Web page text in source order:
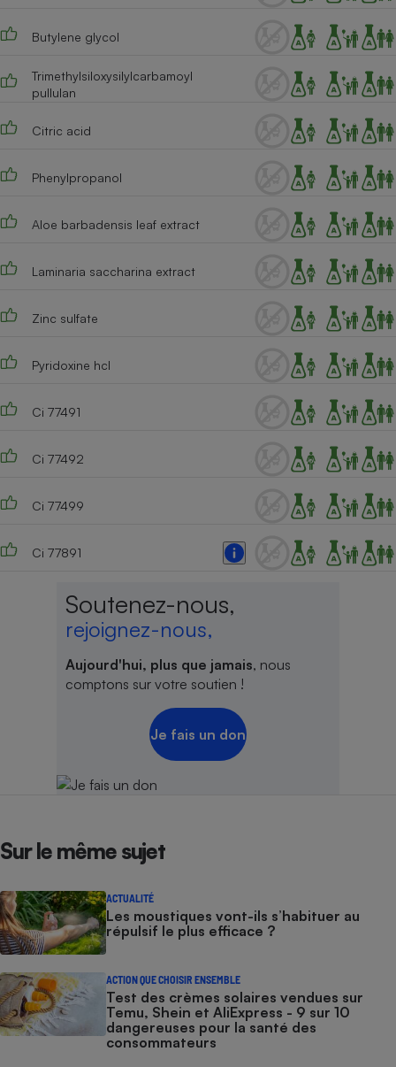
Butylene glycol
Trimethylsiloxysilylcarbamoyl
pullulan
Citric acid
Phenylpropanol
Aloe barbadensis leaf extract
Laminaria saccharina extract
Zinc sulfate
Pyridoxine hcl
Ci 77491
Ci 77492
Ci 77499
Ci 77891
Soutenez-nous,
rejoignez-nous,
Aujourd'hui, plus que jamais, nous
comptons sur votre soutien !
Je fais un don
Sur le même sujet
ACTUALITÉ
Les moustiques vont-ils s’habituer au
répulsif le plus efficace ?
ACTION QUE CHOISIR ENSEMBLE
Test des crèmes solaires vendues sur
Temu, Shein et AliExpress - 9 sur 10
dangereuses pour la santé des
consommateurs